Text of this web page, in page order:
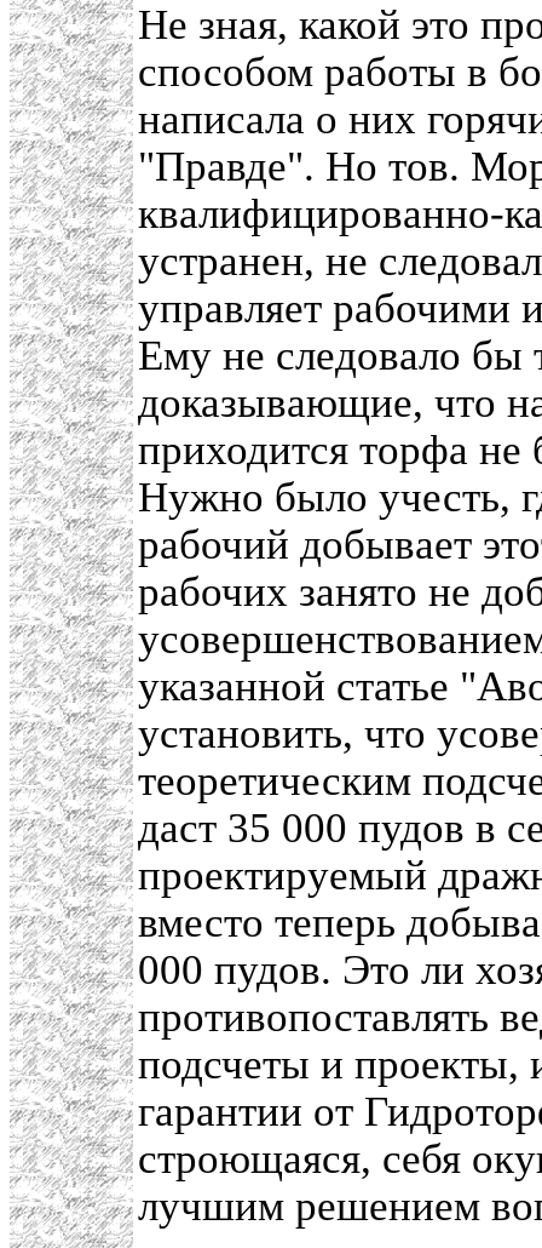
Не зная, какой это
способом работы в
написала о них
"Правде". Но тов.
квалифицированно-
устранен, не
управляет рабочими
Ему не следовало
доказывающие, что
приходится торфа не
Нужно было учесть,
рабочий добывает
рабочих занято не
указанной статье
установить, что
теоретическим
даст 35 000 пудов в
проектируемый
вместо теперь
000 пудов. Это ли
противопоставлять
подсчеты и проекты,
гарантии от
строющаяся, себя
лучшим решением